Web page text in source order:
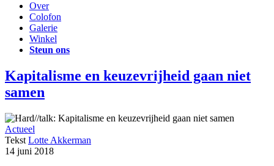
Over
Colofon
Galerie
Winkel
Steun ons
Kapitalisme en keuzevrijheid gaan niet
samen
Actueel
Tekst Lotte Akkerman
14 juni 2018